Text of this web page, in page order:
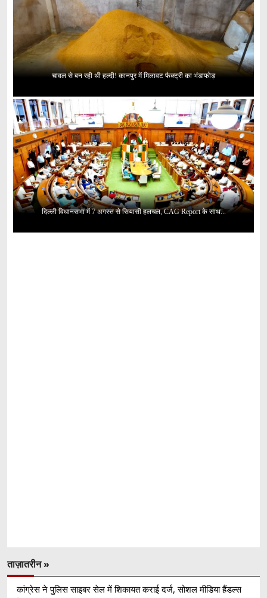
चावल से बन रही थी हल्दी! कानपुर में मिलावट फैक्ट्री का भंडाफोड़
दिल्ली विधानसभा में 7 अगस्त से सियासी हलचल, CAG Report के साथ...
ताज़ातरीन »
कांग्रेस ने पुलिस साइबर सेल में शिकायत कराई दर्ज, सोशल मीडिया हैंडल्स